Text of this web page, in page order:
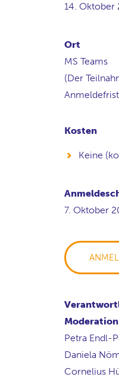
14. Oktober
Ort
MS Teams
(Der
Kosten
Keine
7. Oktober
Petra Endl-
Daniela
Cornelius